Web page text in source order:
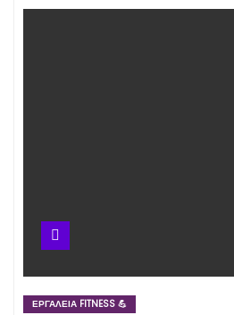
ΕΡΓΑΛΕΊΑ FITNESS 💪